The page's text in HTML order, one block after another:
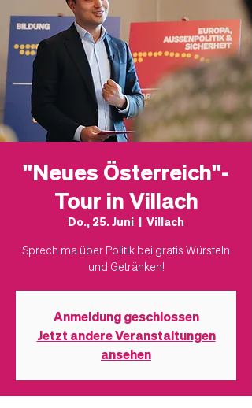
"Neues Österreich"-
Tour in Villach
Do., 25. Juni
  |
Villach
Sprech ma über Politik bei gratis Würsteln
und Getränken!
Anmeldung geschlossen
Jetzt andere Veranstaltungen
ansehen